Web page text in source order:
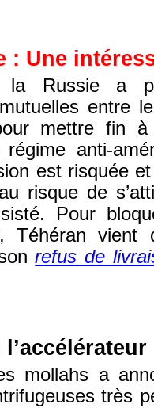
: Une
la Russie a
entre
mettre fin
régime anti-
est risquée
risque de
Pour
Téhéran
refus de
mollahs a
très